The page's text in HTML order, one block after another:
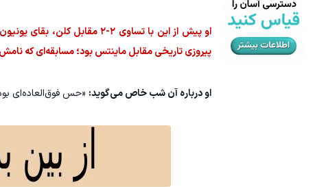
او پیش از این با تساوی ۲-۲
پیروزی تاریخی مقابل ماینتس بود؛ مسابقه‌ای که نامش
او درباره آن شب خاص می‌گوید: «حس فوق‌العاده‌ای